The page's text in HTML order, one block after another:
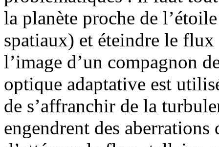
la planète proche de
spatiaux) et éteindre le
l’image d’un compagnon
optique adaptative est
de s’affranchir de la
engendrent des